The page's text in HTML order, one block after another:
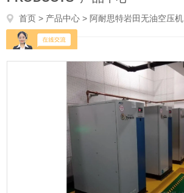
首页 > 产品中心 > 阿耐思特岩田无油空压机